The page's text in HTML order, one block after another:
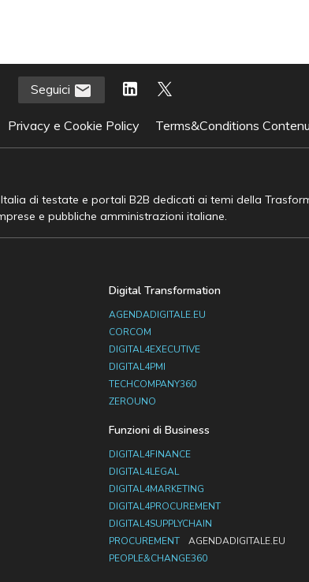
Seguici
Privacy e Cookie Policy Terms&Conditions
di testate e portali B2B dedicati ai temi della
e pubbliche amministrazioni italiane.
Digital Transformation
AGENDADIGITALE.EU
CORCOM
DIGITAL4EXECUTIVE
DIGITAL4PMI
TECHCOMPANY360
ZEROUNO
Funzioni di Business
DIGITAL4FINANCE
DIGITAL4LEGAL
DIGITAL4MARKETING
DIGITAL4PROCUREMENT
DIGITAL4SUPPLYCHAIN
PROCUREMENT
AGENDADIGITALE.EU
PEOPLE&CHANGE360